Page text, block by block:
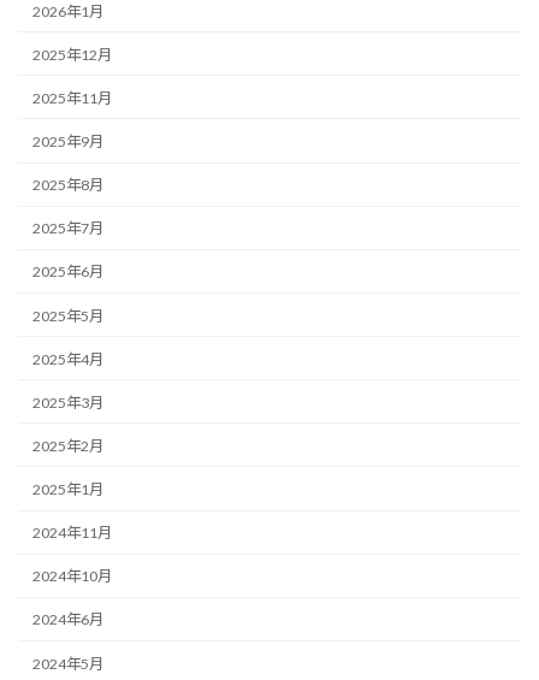
2026年1月
2025年12月
2025年11月
2025年9月
2025年8月
2025年7月
2025年6月
2025年5月
2025年4月
2025年3月
2025年2月
2025年1月
2024年11月
2024年10月
2024年6月
2024年5月